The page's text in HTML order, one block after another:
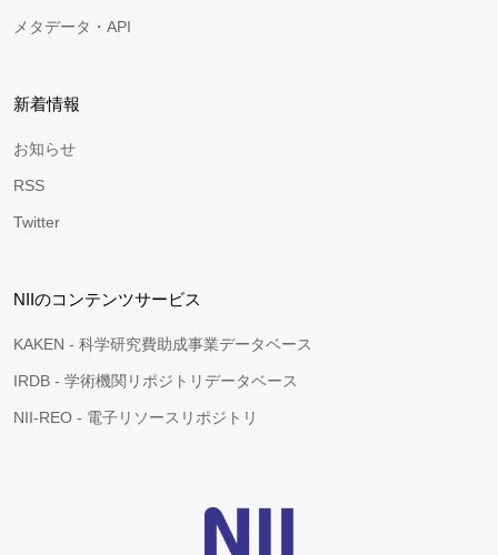
メタデータ・API
新着情報
お知らせ
RSS
Twitter
NIIのコンテンツサービス
KAKEN - 科学研究費助成事業データベース
IRDB - 学術機関リポジトリデータベース
NII-REO - 電子リソースリポジトリ